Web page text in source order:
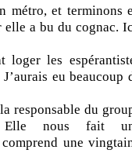
métro, et terminons
elle a bu du cognac.
loger les
eu beaucoup
responsable du
Elle nous fait
une